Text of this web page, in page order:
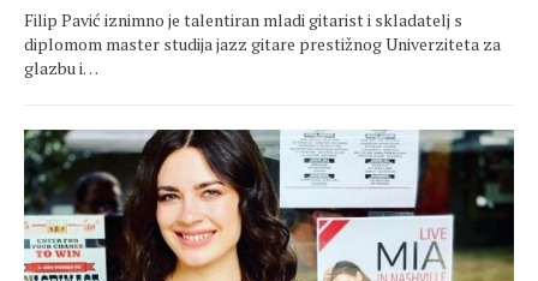
Filip Pavić iznimno je talentiran mladi gitarist i skladatelj s
diplomom master studija jazz gitare prestižnog Univerziteta za
glazbu i…